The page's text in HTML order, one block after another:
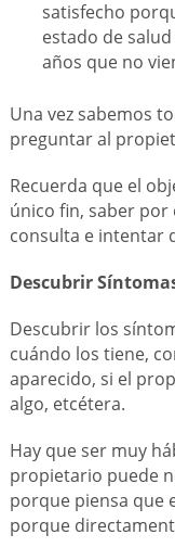
satisfecho
estado de
años que no
Una vez sabemos
preguntar al
Recuerda que el
único fin, saber por
consulta e intentar
Descubrir
Descubrir los
cuándo los tiene,
aparecido, si el
algo, etcétera.
Hay que ser muy
propietario puede
porque piensa que
porque